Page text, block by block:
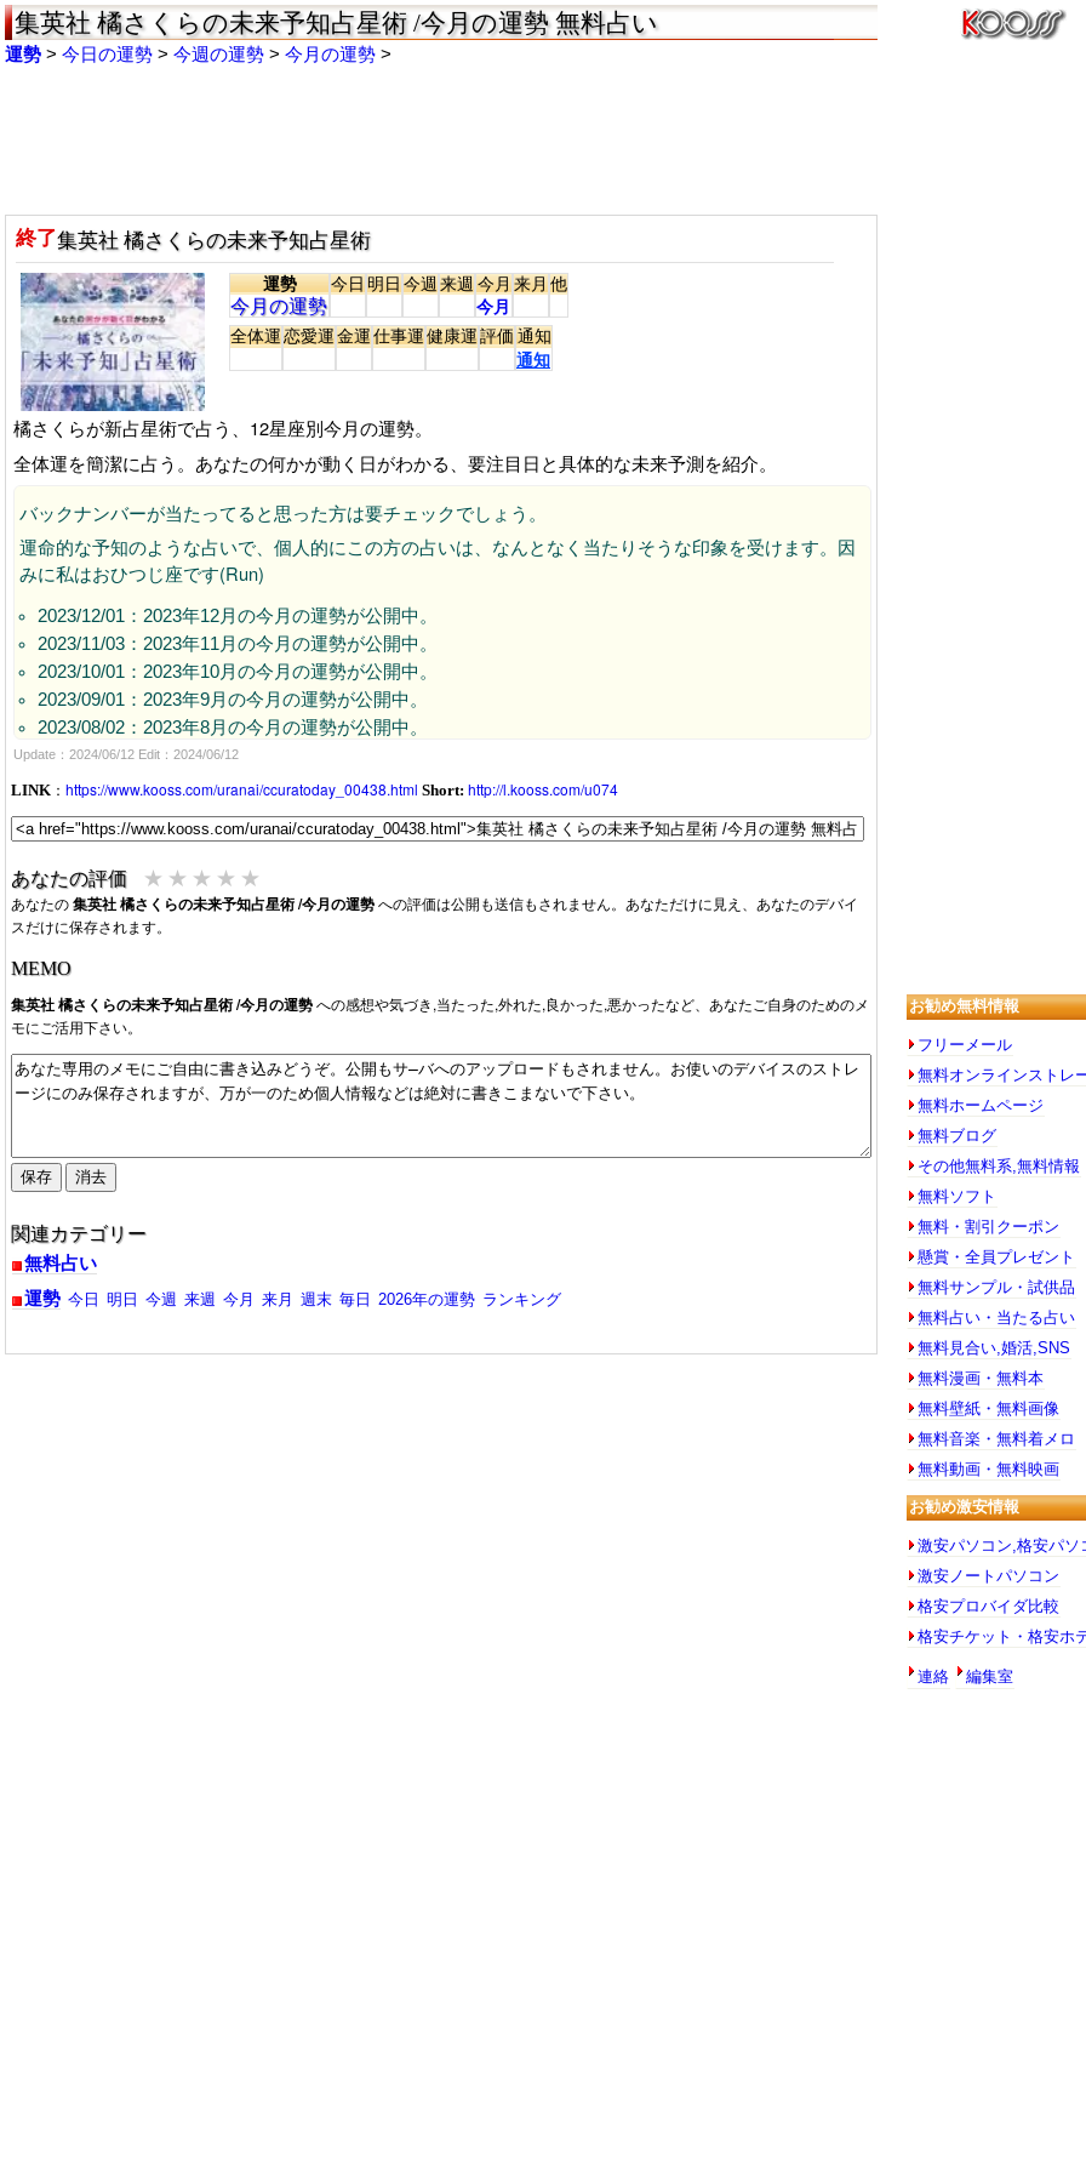
集英社 橘さくらの未来予知占星術 /今月の運勢 無料占い
運勢 今日の運勢 今週の運勢 今月の運勢
終了集英社 橘さくらの未来予知占星術
運勢
今月の運勢
今日明日今週来週今月
今月
来月他
全体運恋愛運金運仕事運健康運評価通知
通知
橘さくらが新占星術で占う、12星座別今月の運勢。
全体運を簡潔に占う。あなたの何かが動く日がわかる、要注目日と具体的な未来予測を紹介。
バックナンバーが当たってると思った方は要チェックでしょう。
運命的な予知のような占いで、個人的にこの方の占いは、なんとなく当たりそうな印象を受けます。因
みに私はおひつじ座です(Run)
2023/12/01：2023年12月の今月の運勢が公開中。
2023/11/03：2023年11月の今月の運勢が公開中。
2023/10/01：2023年10月の今月の運勢が公開中。
2023/09/01：2023年9月の今月の運勢が公開中。
2023/08/02：2023年8月の今月の運勢が公開中。
2023/07/11：2023年7月の今月の運勢が公開中。
Update：2024/06/12 Edit：2024/06/12
LINK ： https://www.kooss.com/uranai/ccuratoday_00438.html Short: http://l.kooss.com/u074
あなたの評価 ★ ★ ★ ★ ★
あなたの集英社 橘さくらの未来予知占星術 /今月の運勢への評価は公開も送信もされません。あなただけに見え、あなたのデバイ
スだけに保存されます。
MEMO
集英社 橘さくらの未来予知占星術 /今月の運勢への感想や気づき,当たった,外れた,良かった,悪かったなど、あなたご自身のためのメ
モにご活用下さい。
関連カテゴリー
無料占い
運勢 今日 明日 今週 来週 今月 来月 週末 毎日 2026年の運勢 ランキング
お勧め無料情報
フリーメール
無料オンラインストレ
無料ホームページ
無料ブログ
その他無料系,無料情報
無料ソフト
無料・割引クーポン
懸賞・全員プレゼント
無料サンプル・試供品
無料占い・当たる占い
無料見合い,婚活,SNS
無料漫画・無料本
無料壁紙・無料画像
無料音楽・無料着メロ
無料動画・無料映画
お勧め激安情報
激安パソコン,格安パソ
激安ノートパソコン
格安プロバイダ比較
格安チケット・格安ホ
連絡 編集室